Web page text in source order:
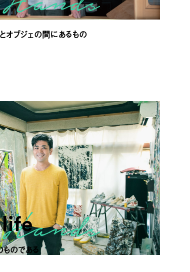
オブジェの間にあるもの
ものである